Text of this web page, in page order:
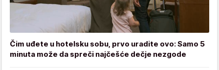
Čim uđete u hotelsku sobu, prvo uradite ovo: Samo 5
minuta može da spreči najčešće dečje nezgode